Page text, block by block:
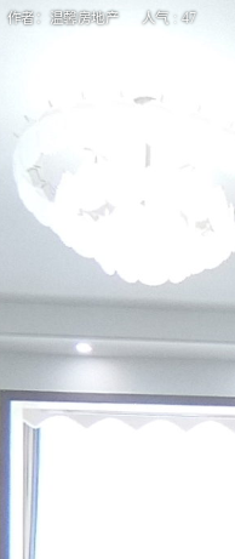
作者：温馨房地产 人气 : 47